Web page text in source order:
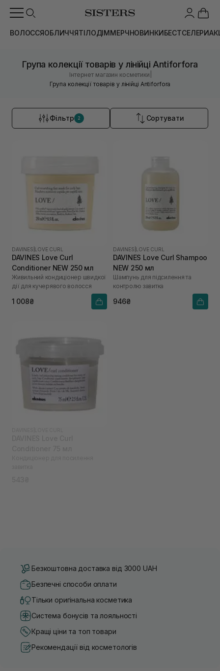
ВОЛОССЯОБЛИЧЧЯТІЛОДІММЕРЧНОВИНКИБЕСТСЕЛЕРИ
Група колекції товарів у лінійці Antiforfora
Інтернет магазин косметики
Група колекції товарів у лінійці Antiforfora
Фільтр 2 Сортувати
DAVINES LOVE CURL
DAVINES Love Curl
Conditioner NEW 250 мл
Живильний кондиціонер швидкої
дії для кучерявого волосся
1 008₴
DAVINES LOVE CURL
DAVINES Love Curl Shampoo
NEW 250 мл
Шампунь для підсилення та
контролю завитка
946₴
Безкоштовна доставка від 3000 UAH
Безпечні способи оплати
Тільки оригінальна косметика
Система бонусів та лояльності
Кращі ціни та топ товари
Рекомендації від косметологів